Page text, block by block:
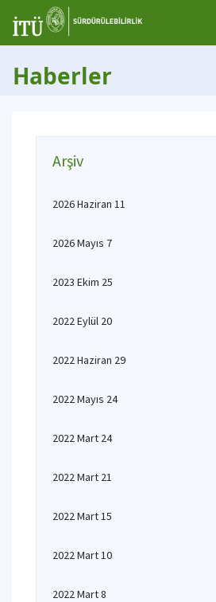
Haberler
Arşiv
2026 Haziran 11
2026 Mayıs 7
2023 Ekim 25
2022 Eylül 20
2022 Haziran 29
2022 Mayıs 24
2022 Mart 24
2022 Mart 21
2022 Mart 15
2022 Mart 10
2022 Mart 8